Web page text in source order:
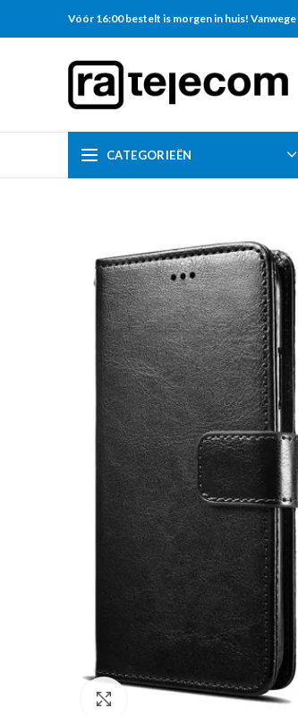
Vóór 16:00 bestelt is morgen in huis!
CATEGORIEËN
Click to enlarge